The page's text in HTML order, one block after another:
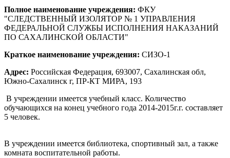
Полное наименование учреждения: ФКУ
"СЛЕДСТВЕННЫЙ ИЗОЛЯТОР № 1 УПРАВЛЕНИЯ
ФЕДЕРАЛЬНОЙ СЛУЖБЫ ИСПОЛНЕНИЯ НАКАЗАНИЙ
ПО САХАЛИНСКОЙ ОБЛАСТИ"
Краткое наименование учреждения: СИЗО-1
Адрес: Российская Федерация, 693007, Сахалинская обл,
Южно-Сахалинск г, ПР-КТ МИРА, 193
В учреждении имеется учебный класс. Количество
обучающихся на конец учебного года 2014-2015г.г. составляет
5 человек.
В учреждении имеется библиотека, спортивный зал, а также
комната воспитательной работы.